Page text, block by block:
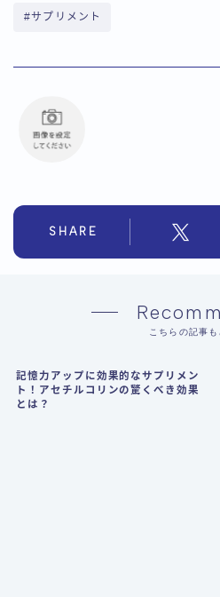
#サプリメント
SHARE
こちらの記事
記憶力アップに効果的なサプリメン
ト！アセチルコリンの驚くべき効果
とは？